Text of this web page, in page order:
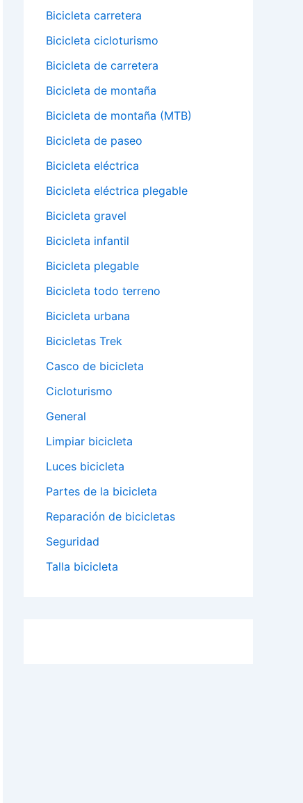
Bicicleta carretera
Bicicleta cicloturismo
Bicicleta de carretera
Bicicleta de montaña
Bicicleta de montaña (MTB)
Bicicleta de paseo
Bicicleta eléctrica
Bicicleta eléctrica plegable
Bicicleta gravel
Bicicleta infantil
Bicicleta plegable
Bicicleta todo terreno
Bicicleta urbana
Bicicletas Trek
Casco de bicicleta
Cicloturismo
General
Limpiar bicicleta
Luces bicicleta
Partes de la bicicleta
Reparación de bicicletas
Seguridad
Talla bicicleta